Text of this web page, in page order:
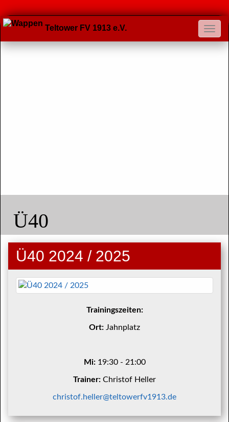
Teltower FV 1913 e.V.
Ü40
Ü40 2024 / 2025
Trainingszeiten:
Ort: Jahnplatz
Mi: 19:30 - 21:00
Trainer: Christof Heller
christof.heller@teltowerfv1913.de